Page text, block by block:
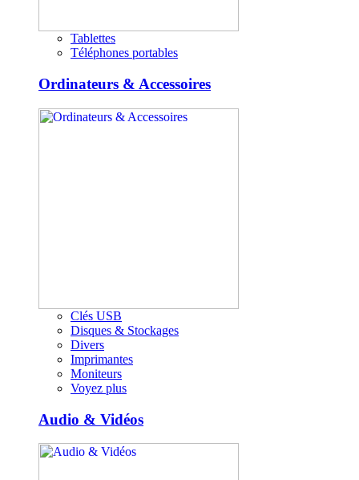
Tablettes
Téléphones portables
Ordinateurs & Accessoires
Clés USB
Disques & Stockages
Divers
Imprimantes
Moniteurs
Voyez plus
Audio & Vidéos